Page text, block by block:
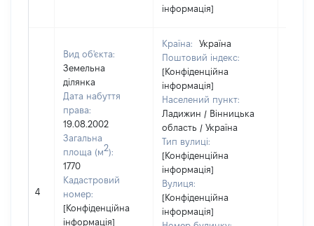
інформація]
4
Вид об'єкта:
Земельна
ділянка
Дата набуття
права:
19.08.2002
Загальна
площа (м2):
1770
Кадастровий
номер:
[Конфіденційна
інформація]
Країна:
Україна
Поштовий індекс:
[Конфіденційна
інформація]
Населений пункт:
Ладижин / Вінницька
область / Україна
Тип вулиці:
[Конфіденційна
інформація]
Вулиця:
[Конфіденційна
інформація]